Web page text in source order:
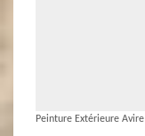
Peinture Extérieure Avire